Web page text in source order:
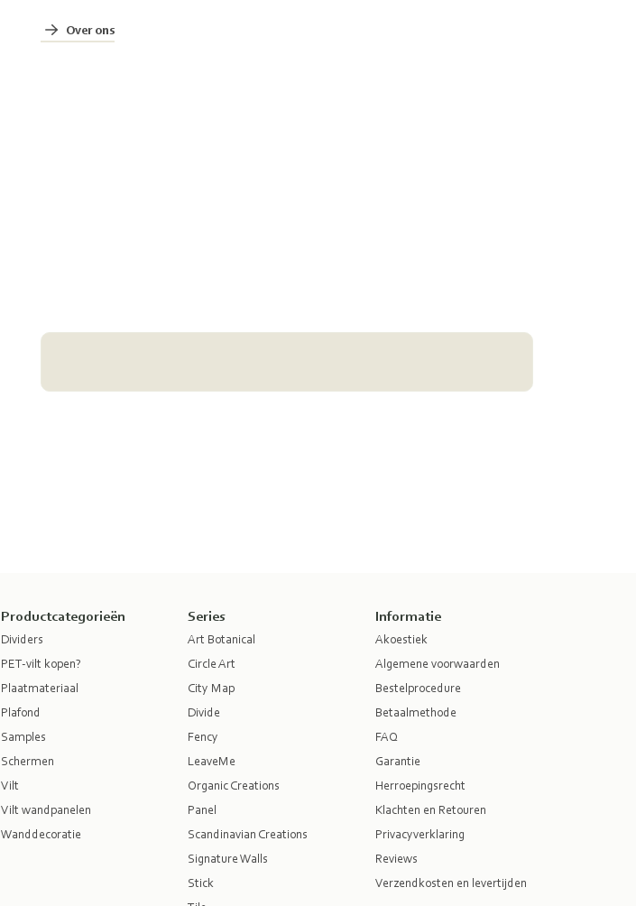
Over ons
Productcategorieën
Dividers
PET-vilt kopen?
Plaatmateriaal
Plafond
Samples
Schermen
Vilt
Vilt wandpanelen
Wanddecoratie
Series
Art Botanical
Circle Art
City Map
Divide
Fency
LeaveMe
Organic Creations
Panel
Scandinavian Creations
Signature Walls
Stick
Informatie
Akoestiek
Algemene voorwaarden
Bestelprocedure
Betaalmethode
FAQ
Garantie
Herroepingsrecht
Klachten en Retouren
Privacyverklaring
Reviews
Verzendkosten en levertijden